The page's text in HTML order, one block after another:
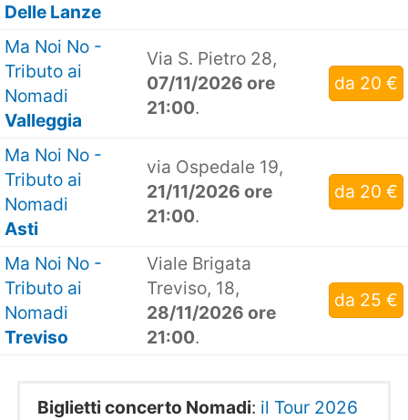
Delle Lanze
Ma Noi No -
Tributo ai
Nomadi
Valleggia
Via S. Pietro 28,
07/11/2026 ore
21:00.
da 20 €
Ma Noi No -
Tributo ai
Nomadi
Asti
via Ospedale 19,
21/11/2026 ore
21:00.
da 20 €
Ma Noi No -
Tributo ai
Nomadi
Treviso
Viale Brigata
Treviso, 18,
28/11/2026 ore
21:00.
da 25 €
Biglietti concerto Nomadi: il Tour 2026